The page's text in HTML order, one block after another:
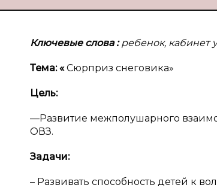
Ключевые слова:ребенок, кабинет
Тема: «Сюрприз снеговика»
Цель:
—Развитие межполушарного
ОВЗ.
Задачи:
– Развивать способность детей к